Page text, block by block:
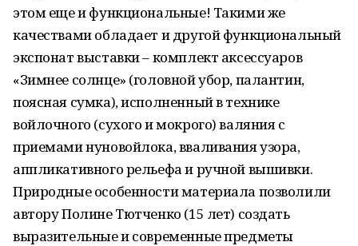
этом еще и функциональные! Такими же
качествами обладает и другой функциональный
экспонат выставки – комплект аксессуаров
«Зимнее солнце» (головной убор, палантин,
поясная сумка), исполненный в технике
войлочного (сухого и мокрого) валяния с
приемами нуновойлока, вваливания узора,
аппликативного рельефа и ручной вышивки.
Природные особенности материала позволили
автору Полине Тютченко (15 лет) создать
выразительные и современные предметы